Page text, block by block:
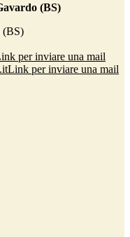
(BS)
(BS)
per inviare una mail
Link per inviare una mail